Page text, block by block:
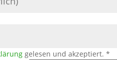
gelesen und akzeptiert. *